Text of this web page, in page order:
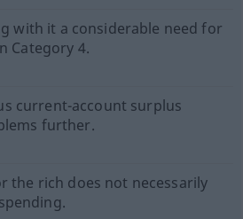
with it a considerable need for
Category 4.
current-account surplus
further.
the rich does not necessarily